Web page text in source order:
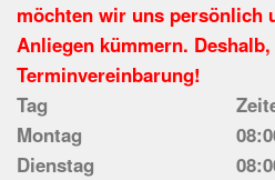
möchten wir uns persönlich
Anliegen kümmern.
Terminvereinbarung!
Tag
Montag
Dienstag